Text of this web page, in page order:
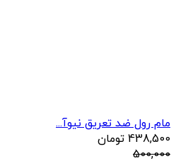
مام رول ضد تعریق نیوآ...
438,500 تومان
500,000